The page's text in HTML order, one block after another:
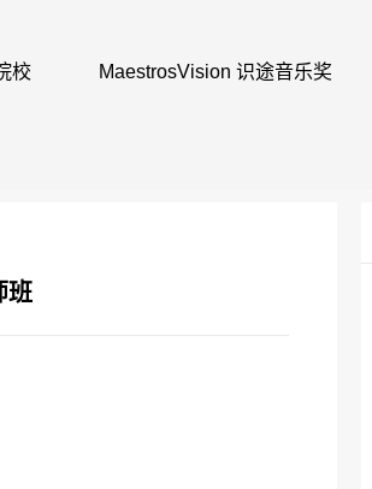
校 MaestrosVision 识途音乐奖
班